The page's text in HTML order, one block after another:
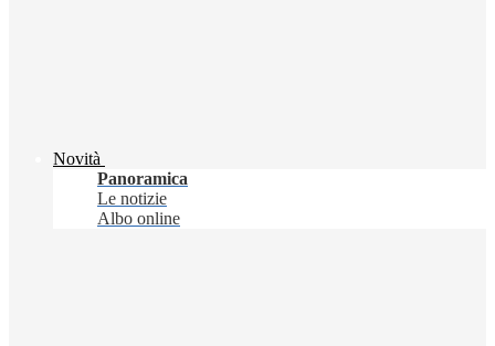
Novità
Panoramica
Le notizie
Albo online